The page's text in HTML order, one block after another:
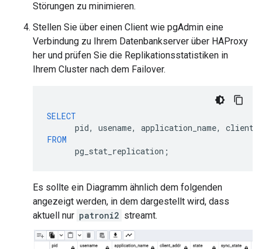
Störungen zu minimieren.
Stellen Sie über einen Client wie pgAdmin eine
Verbindung zu Ihrem Datenbankserver über HAProxy
her und prüfen Sie die Replikationsstatistiken in
Ihrem Cluster nach dem Failover.
SELECT
pid, usename, application_name,
FROM
pg_stat_replication ;
Es sollte ein Diagramm ähnlich dem folgenden
angezeigt werden, in dem dargestellt wird, dass
aktuell nur patroni2 streamt.